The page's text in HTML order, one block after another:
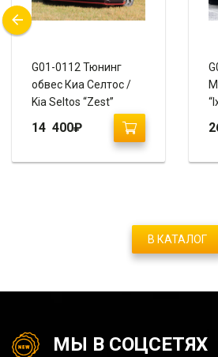
G01-0112 Тюнинг
обвес Киа Селтос /
Kia Seltos “Zest”
14 400₽
В КАТАЛОГ
МЫ В СОЦСЕТЯХ